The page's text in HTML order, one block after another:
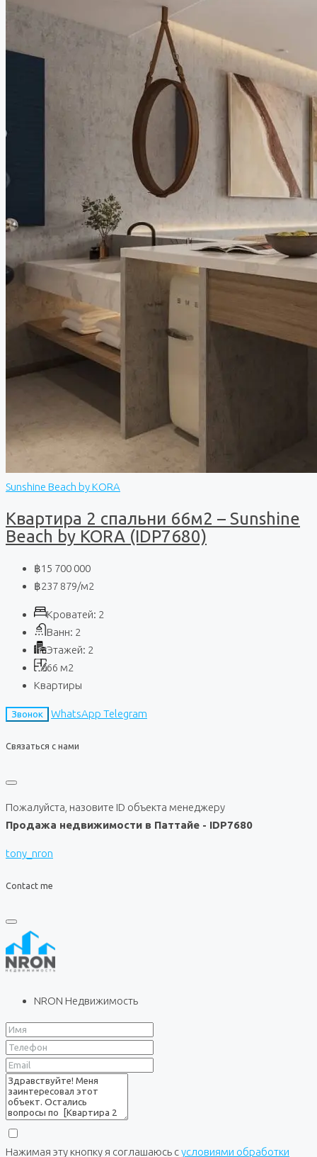
Sunshine Beach by KORA
Квартира 2 спальни 66м2 – Sunshine
Beach by KORA (IDP7680)
฿15 700 000
฿237 879/м2
Кроватей: 2
Ванн: 2
Этажей: 2
66 м2
Квартиры
Звонок WhatsApp Telegram
Связаться с нами
Пожалуйста, назовите ID объекта менеджеру
Продажа недвижимости в Паттайе - IDP7680
tony_nron
Contact me
NRON Недвижимость
Нажимая эту кнопку я соглашаюсь сусловиями обработки